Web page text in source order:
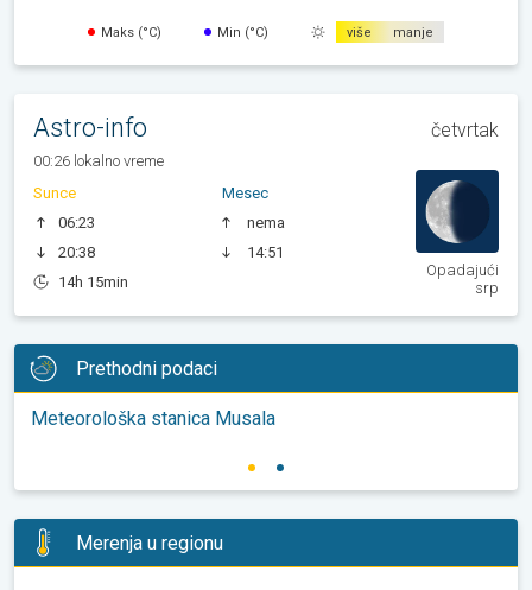
Maks (°C) Min (°C) više manje
Astro-info četvrtak
00:26 lokalno vreme
Sunce
06:23
20:38
14h 15min
Mesec
nema
14:51
Opadajući
srp
Prethodni podaci
Meteorološka stanica Musala
Merenja u regionu